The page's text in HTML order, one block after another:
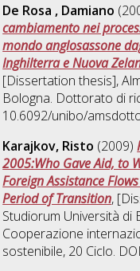
De Rosa , Damiano
cambiamento nei
mondo anglosassone
Inghilterra e Nuova
[Dissertation thesis],
Bologna. Dottorato di
10.6092/unibo/
Karajkov, Risto (2009)
2005:Who Gave Aid, to
Foreign Assistance
Period of Transition,
Studiorum Università
Cooperazione
sostenibile, 20 Ciclo.